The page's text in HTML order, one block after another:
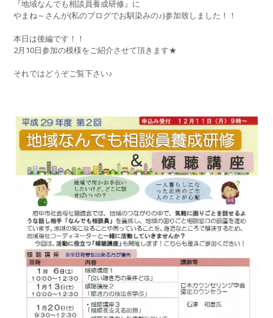
『地域なんでも相談員養成研修』に
やまね～さんが(私のブログでお馴染みの♪)参加致しました！！
本日は後編です！！
2月10日参加の模様をご紹介させて頂きます★
それではどうぞご覧下さい♪